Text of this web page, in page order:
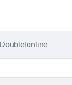
Doublefonline